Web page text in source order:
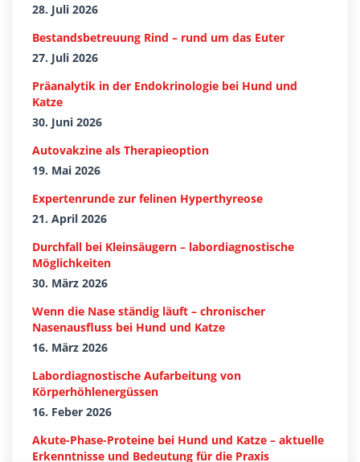
28. Juli 2026
Bestandsbetreuung Rind – rund um das Euter
27. Juli 2026
Präanalytik in der Endokrinologie bei Hund und
Katze
30. Juni 2026
Autovakzine als Therapieoption
19. Mai 2026
Expertenrunde zur felinen Hyperthyreose
21. April 2026
Durchfall bei Kleinsäugern – labordiagnostische
Möglichkeiten
30. März 2026
Wenn die Nase ständig läuft – chronischer
Nasenausfluss bei Hund und Katze
16. März 2026
Labordiagnostische Aufarbeitung von
Körperhöhlenergüssen
16. Feber 2026
Akute-Phase-Proteine bei Hund und Katze – aktuelle
Erkenntnisse und Bedeutung für die Praxis